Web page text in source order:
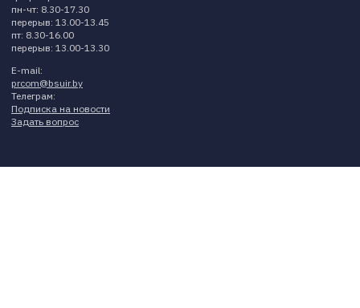
пн-чт: 8.30-17.30
перерыв: 13.00-13.45
пт: 8.30-16.00
перерыв: 13.00-13.30
E-mail:
prcom@bsuir.by
Телеграм:
Подписка на новости
Задать вопрос